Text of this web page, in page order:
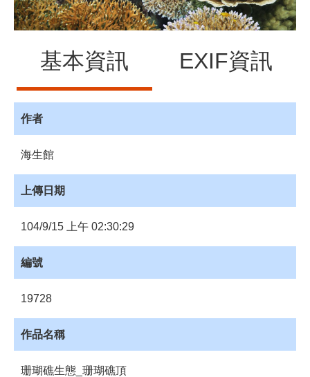
諮
詢
員
專
區
首
頁
館
登
網
站
導
購
物
車
基本資訊 EXIF資訊
作者
海生館
上傳日期
104/9/15 上午 02:30:29
編號
19728
作品名稱
珊瑚礁生態_珊瑚礁頂